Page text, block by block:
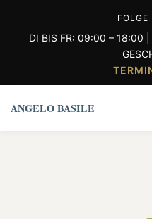
FOLGE
DI BIS FR: 09:00 – 18:00
ANGELO BASILE